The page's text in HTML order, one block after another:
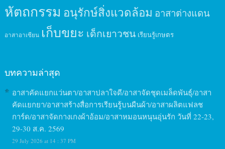
หัตถกรรม อนุรักษ์สิ่งแวดล้อม อาสาต่างแดน
อาสาอาเซียน เก็บขยะ เด็กเยาวชน เรียนรู้เกษตร
บทความล่าสุด
อาสาคัดแยกแว่นตา/อาสาปลาใจดี/อาสาจัดชุดเมล็ดพันธุ์/อาสา
คัดแยกยา/อาสาสร้างสื่อการเรียนรู้บนผืนผ้า/อาสาผลิตแฟลช
การ์ด/อาสาจัดกางเกงผ้าอ้อม/อาสาหมอนหนุนอุ่นรัก วันที่ 22-23,
29-30 ส.ค. 2569
29 July 2026 at 14 : 37 PM